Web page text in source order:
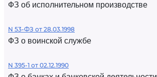
ФЗ об исполнительном производстве
N 53-ФЗ от 28.03.1998
ФЗ о воинской службе
N 395-1 от 02.12.1990